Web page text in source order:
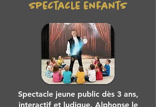
Spectacle enfants
Spectacle jeune public dès 3 ans,
interactif et ludique. Alphonse le